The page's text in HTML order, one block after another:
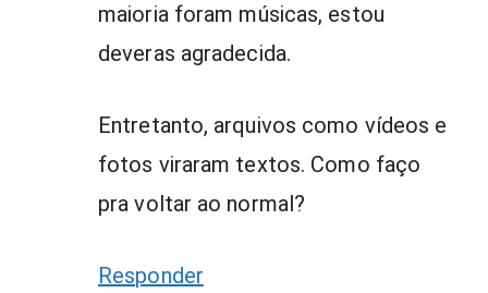
maioria foram músicas, estou
deveras agradecida.
Entretanto, arquivos como vídeos e
fotos viraram textos. Como faço
pra voltar ao normal?
Responder